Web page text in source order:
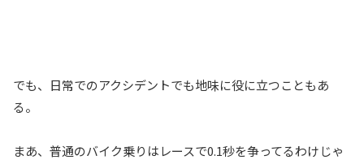
でも、日常でのアクシデントでも地味に役に立つこともあ
る。
まあ、普通のバイク乗りはレースで0.1秒を争ってるわけじゃ